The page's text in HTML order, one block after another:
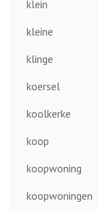
klein
kleine
klinge
koersel
koolkerke
koop
koopwoning
koopwoningen